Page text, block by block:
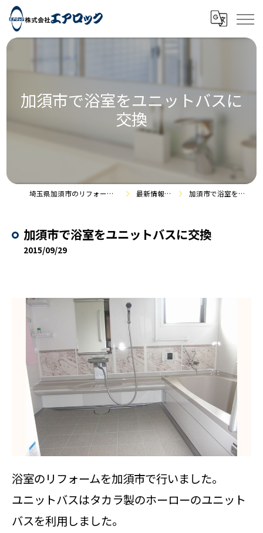
加須市で浴室をユニットバスに
交換
埼玉県加須市のリフォームなら株式会社エアロック 最新情報・施工事例 加須市で浴室をユニットバスに交換
加須市で浴室をユニットバスに交換
2015/09/29
浴室のリフォームを加須市で行いました。
ユニットバスはタカラ製のホーローのユニット
バスを利用しました。